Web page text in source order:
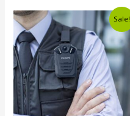
Sale!
hind
oli:
€144,00.
Current
price
is:
€99,99.